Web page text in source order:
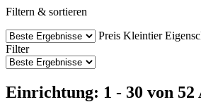
Filtern & sortieren
Preis Kleintier
Filter
Einrichtung: 1 - 30 von